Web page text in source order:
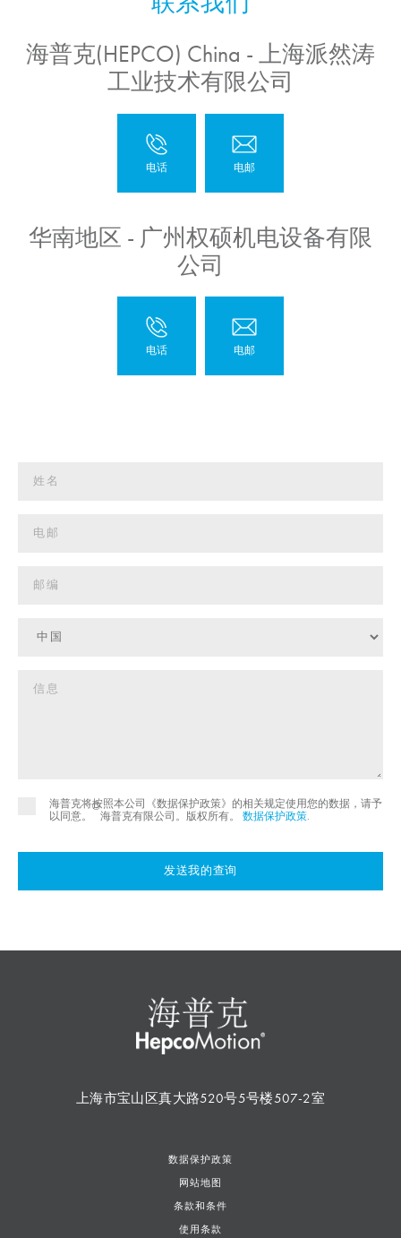
海普克(HEPCO) China - 上海派然涛
工业技术有限公司
华南地区 - 广州权硕机电设备有限
公司
海普克将按照本公司《数据保护政策》的相关规定使用您的数据，请予
以同意。
©
海普克有限公司。版权所有。 数据保护政策
发送我的查询
上海市宝山区真大路520号5号楼507-2室
数据保护政策
网站地图
条款和条件
使用条款